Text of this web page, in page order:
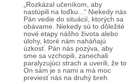
„Rozkázal učeníkom, aby
nastúpili na loďku...“ Niekedy nás
Pán vedie do situácií, ktorých sa
obávame. Niekedy sú to dôležité
nové etapy nášho života alebo
úlohy, ktoré nám naháňajú
úzkosť. Pán nás pozýva, aby
sme sa vzchopili, zanechali
paralyzujúci strach a uverili, že to
On sám je s nami a má moc
previesť nás na druhý breh.